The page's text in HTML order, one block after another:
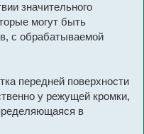
значительного
могут быть
с обрабатываемой
передней поверхности
у режущей кромки,
в